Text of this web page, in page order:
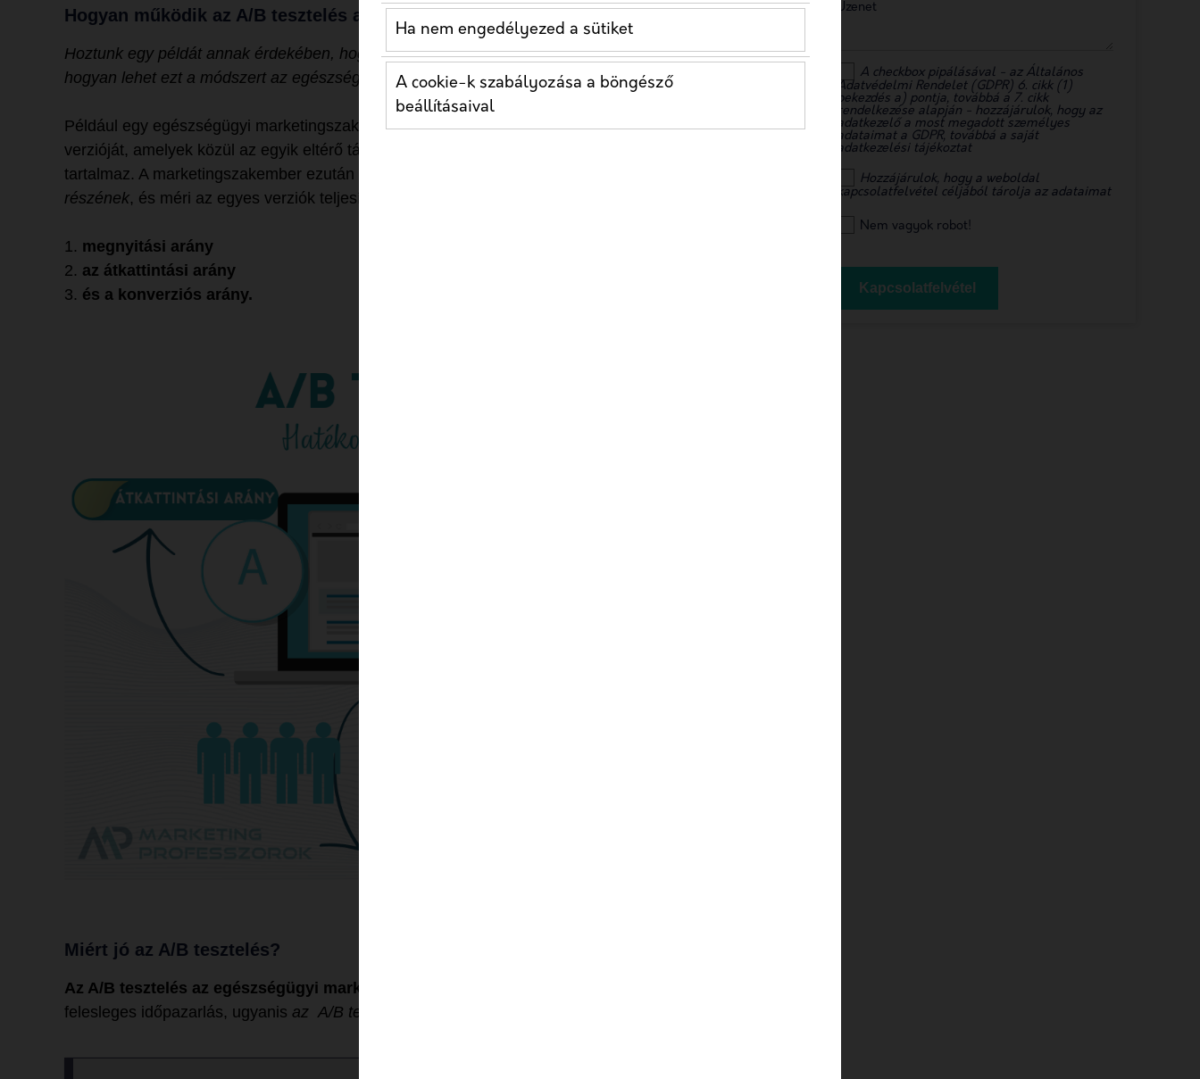
Hogyan működik az A/B tesztelés az egészségügyi marketingben a gyakorlatban?
Hoztunk egy példát annak érdekében, hogy megértsétek az A/B tesztelés folyamatát, és azt, hogy
hogyan lehet ezt a módszert az egészségügyi marketingben alkalmazni!
Például egy egészségügyi marketingszakértő létrehozhat egy e-mailes hírlevél két különböző
verzióját, amelyek közül az egyik eltérő tárgysort, tartalmat vagy cselekvésre ösztönzést (CTA)
tartalmaz. A marketingszakember ezután v
részének, és méri az egyes verziók teljesítményét olyan mutatók segítségével, mint a
megnyitási arány
az átkattintási arány
és a konverziós arány.
Miért jó az A/B tesztelés?
Az A/B tesztelés az egészségügyi marketingben nagyon hasznos tud lenni
felesleges időpazarlás, ugyanis az A/B tesztelés eredményeiből fontos dolgokat olvashatunk ki.
Üzenet
A checkbox pipálásával - az Általános
Adatvédelmi Rendelet (GDPR) 6. cikk (1)
bekezdés a) pontja, továbbá a 7. cikk
rendelkezése alapján - hozzájárulok, hogy az
adatkezelő a most megadott személyes
adataimat a GDPR, továbbá a saját
adatkezelési tájékoztat
Hozzájárulok, hogy a weboldal
kapcsolatfelvétel céljából tárolja az adataimat
Nem vagyok robot!
Kapcsolatfelvétel
Ha nem engedélyezed a sütiket
A cookie-k szabályozása a böngésző
beállításaival